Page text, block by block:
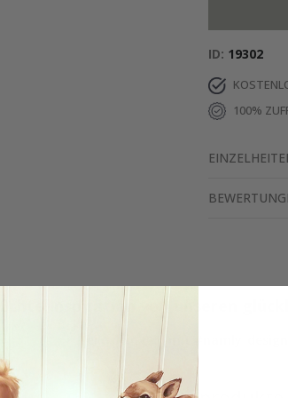
ID 19302
100%
Echte Inspiration von unseren
Teile dein Bild mit #namly_design